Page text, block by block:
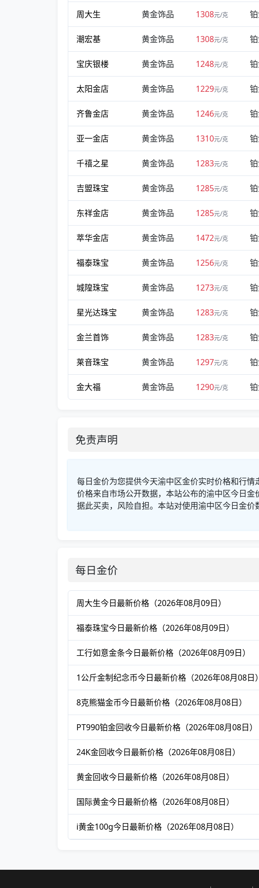
周大生 黄金饰品 1308元/克
潮宏基 黄金饰品 1308元/克
宝庆银楼 黄金饰品 1248元/克
太阳金店 黄金饰品 1229元/克
齐鲁金店 黄金饰品 1246元/克
亚一金店 黄金饰品 1310元/克
千禧之星 黄金饰品 1283元/克
吉盟珠宝 黄金饰品 1285元/克
东祥金店 黄金饰品 1285元/克
萃华金店 黄金饰品 1472元/克
福泰珠宝 黄金饰品 1256元/克
城隍珠宝 黄金饰品 1273元/克
星光达珠宝 黄金饰品 1283元/克
金兰首饰 黄金饰品 1283元/克
莱音珠宝 黄金饰品 1297元/克
金大福 黄金饰品 1290元/克
免责声明
每日金价为您提供今天渝中区金价实时价格和行
价格来自市场公开数据，本站公布的渝中区今日
据此买卖，风险自担。本站对使用渝中区今日金价
每日金价
周大生今日最新价格（2026年08月09日）
福泰珠宝今日最新价格（2026年08月09日）
工行如意金条今日最新价格（2026年08月09日）
1公斤金制纪念币今日最新价格（2026年08月08日）
8克熊猫金币今日最新价格（2026年08月08日）
PT990铂金回收今日最新价格（2026年08月08日）
24K金回收今日最新价格（2026年08月08日）
黄金回收今日最新价格（2026年08月08日）
国际黄金今日最新价格（2026年08月08日）
i黄金100g今日最新价格（2026年08月08日）